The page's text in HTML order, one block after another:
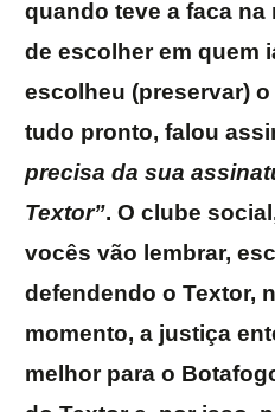
quando teve a faca na
de escolher em quem
escolheu (preservar)
tudo pronto, falou
precisa da sua
Textor”. O clube
vocês vão lembrar,
defendendo o Textor,
momento, a justiça
melhor para o